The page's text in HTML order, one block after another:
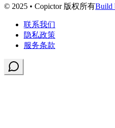
© 2025 • Copictor 版权所有Build
联系我们
隐私政策
服务条款